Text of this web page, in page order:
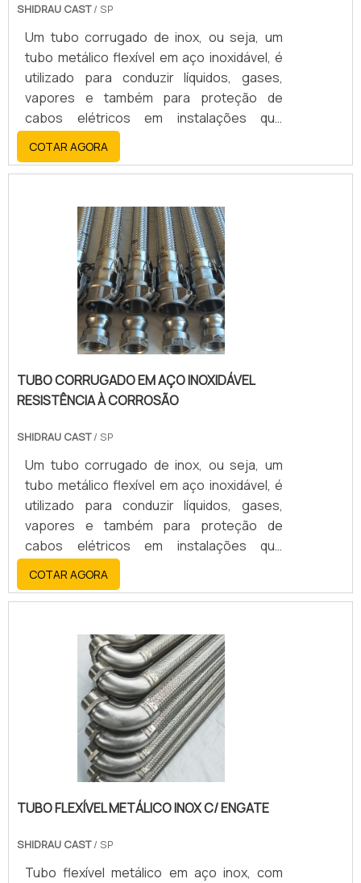
SHIDRAU CAST/ SP
Um tubo corrugado de inox, ou seja, um
tubo metálico flexível em aço inoxidável, é
utilizado para conduzir líquidos, gases,
vapores e também para proteção de
cabos elétricos em instalações que
necessitam de flexibilidade e resistência à
corrosão. A sua principal função é garantir
a passagem de fluidos ou a proteção de
vibrações ou necessidade de fácil
instalação e manutenção.
COTAR AGORA
TUBO CORRUGADO EM AÇO INOXIDÁVEL
RESISTÊNCIA À CORROSÃO
SHIDRAU CAST/ SP
Um tubo corrugado de inox, ou seja, um
tubo metálico flexível em aço inoxidável, é
utilizado para conduzir líquidos, gases,
vapores e também para proteção de
cabos elétricos em instalações que
necessitam de flexibilidade e resistência à
corrosão. A sua principal função é garantir
a passagem de fluidos ou a proteção de
vibrações ou necessidade de fácil
instalação e manutenção.
COTAR AGORA
TUBO FLEXÍVEL METÁLICO INOX C/ ENGATE
SHIDRAU CAST/ SP
Tubo flexível metálico em aço inox, com